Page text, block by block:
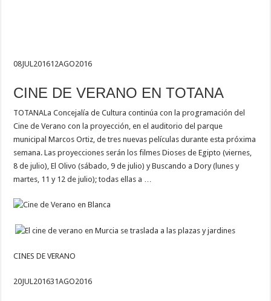
08JUL 201612AGO2016
CINE DE VERANO EN TOTANA
TOTANALa Concejalía de Cultura continúa con la programación del
Cine de Verano con la proyección, en el auditorio del parque
municipal Marcos Ortiz, de tres nuevas películas durante esta próxima
semana. Las proyecciones serán los filmes Dioses de Egipto (viernes,
8 de julio), El Olivo (sábado, 9 de julio) y Buscando a Dory (lunes y
martes, 11 y 12 de julio); todas ellas a …
CINES DE VERANO
20JUL 201631AGO2016